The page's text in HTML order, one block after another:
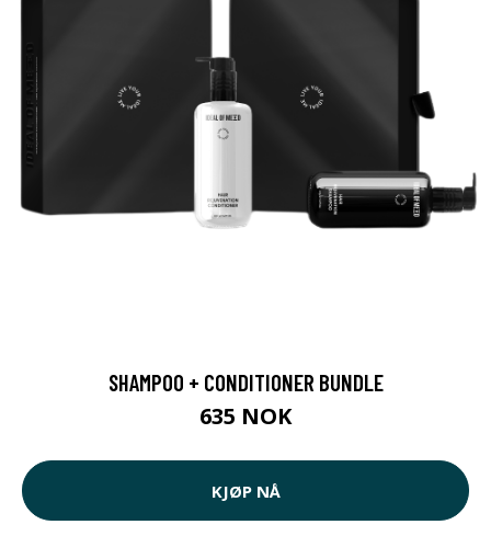
SHAMPOO + CONDITIONER BUNDLE
635 NOK
KJØP NÅ